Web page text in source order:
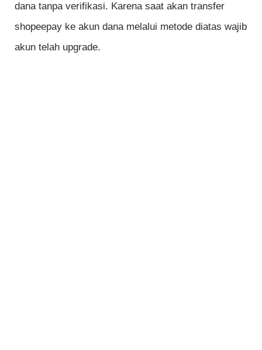
dana tanpa verifikasi. Karena saat akan transfer
shopeepay ke akun dana melalui metode diatas wajib
akun telah upgrade.